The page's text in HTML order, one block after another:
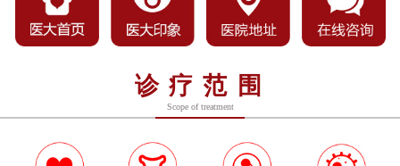
诊疗范围
Scope of treatment